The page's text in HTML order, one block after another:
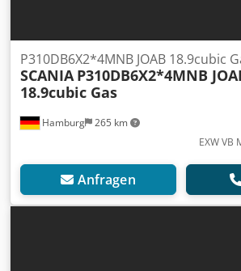
Hamburg 265 km
P310DB6X2*4MNB JOAB 18.9cubic
SCANIA P310DB6X2*4MNB
18.9cubic Gas
EXW VB
Anfragen